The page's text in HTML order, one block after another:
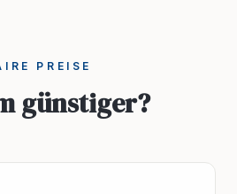
PREISE
günstiger?